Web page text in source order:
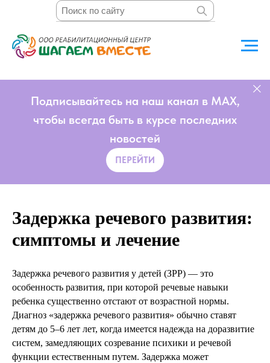
Подписывайтесь на наш канал в MAX,
чтобы всегда быть в курсе последних
новостей
ПЕРЕЙТИ
Задержка речевого развития:
симптомы и лечение
Задержка речевого развития у детей (ЗРР) — это
особенность развития, при которой речевые навыки
ребенка существенно отстают от возрастной нормы.
Диагноз «задержка речевого развития» обычно ставят
детям до 5–6 лет лет, когда имеется надежда на доразвитие
систем, замедляющих созревание психики и речевой
функции естественным путем. Задержка может